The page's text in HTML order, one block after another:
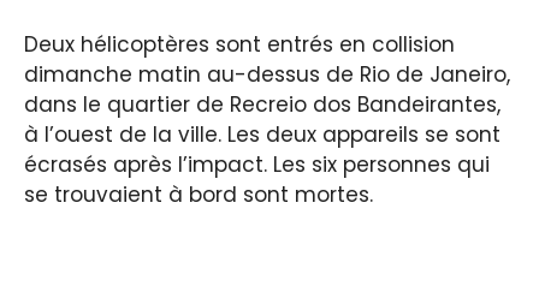
Deux hélicoptères sont entrés en collision
dimanche matin au-dessus de Rio de Janeiro,
dans le quartier de Recreio dos Bandeirantes,
à l’ouest de la ville. Les deux appareils se sont
écrasés après l’impact. Les six personnes qui
se trouvaient à bord sont mortes.